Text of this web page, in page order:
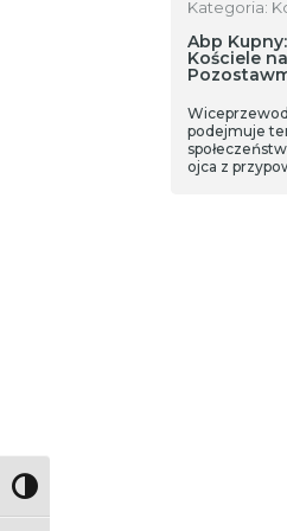
Toggle High Contrast
Kategoria:
Abp
Kościele
podejmuje
ojca z